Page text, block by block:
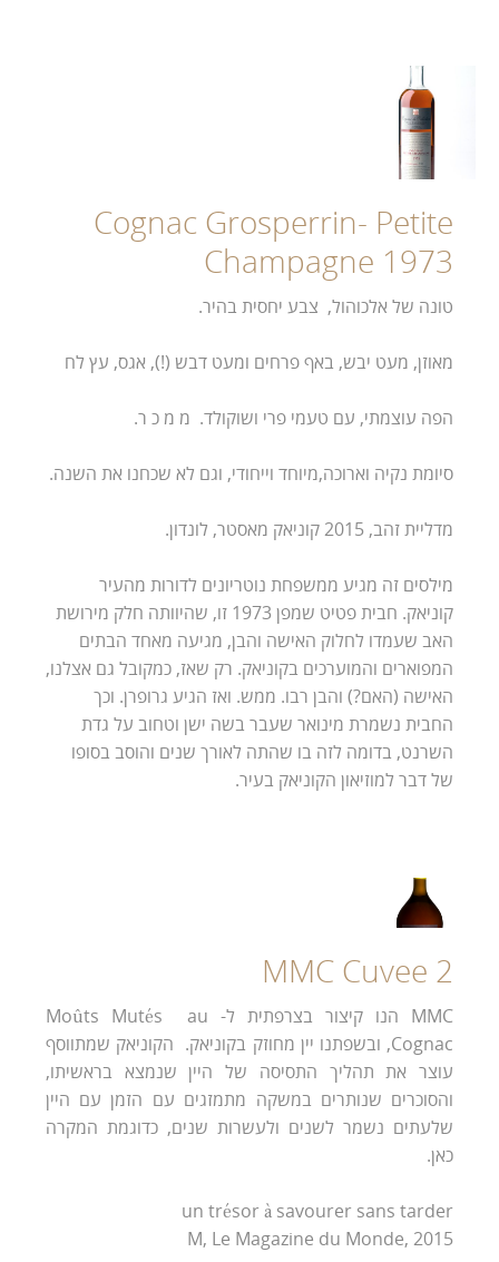
Cognac Grosperrin- Petite
Champagne 1973
טונה של אלכוהול, צבע יחסית בהיר.
מאוזן, מעט יבש, באף פרחים ומעט דבש (!), אגס, עץ לח
הפה עוצמתי, עם טעמי פרי ושוקולד. מ מ כ ר.
סיומת נקיה וארוכה,מיוחד וייחודי, וגם לא שכחנו את השנה.
מדליית זהב, 2015 קוניאק מאסטר, לונדון.
מילסים זה מגיע ממשפחת נוטריונים לדורות מהעיר
קוניאק. חבית פטיט שמפן 1973 זו, שהיוותה חלק מירושת
האב שעמדו לחלוק האישה והבן, מגיעה מאחד הבתים
המפוארים והמוערכים בקוניאק. רק שאז, כמקובל גם אצלנו,
האישה (האם?) והבן רבו. ממש. ואז הגיע גרופרן. וכך
החבית נשמרת מינואר שעבר בשה ישן וטחוב על גדת
השרנט, בדומה לזה בו שהתה לאורך שנים והוסב בסופו
של דבר למוזיאון הקוניאק בעיר.
MMC Cuvee 2
MMC הנו קיצור בצרפתית ל- Moûts Mutés au
Cognac, ובשפתנו יין מחוזק בקוניאק. הקוניאק שמתווסף
עוצר את תהליך התסיסה של היין שנמצא בראשיתו,
והסוכרים שנותרים במשקה מתמזגים עם הזמן עם היין
שלעתים נשמר לשנים ולעשרות שנים, כדוגמת המקרה
כאן.
un trésor à savourer sans tarder
M, Le Magazine du Monde, 2015